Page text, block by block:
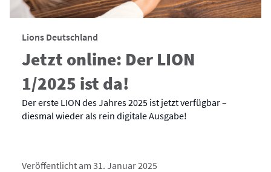
Lions Deutschland
Jetzt online: Der LION
1/2025 ist da!
Der erste LION des Jahres 2025 ist jetzt verfügbar –
diesmal wieder als rein digitale Ausgabe!
Veröffentlicht am 31. Januar 2025